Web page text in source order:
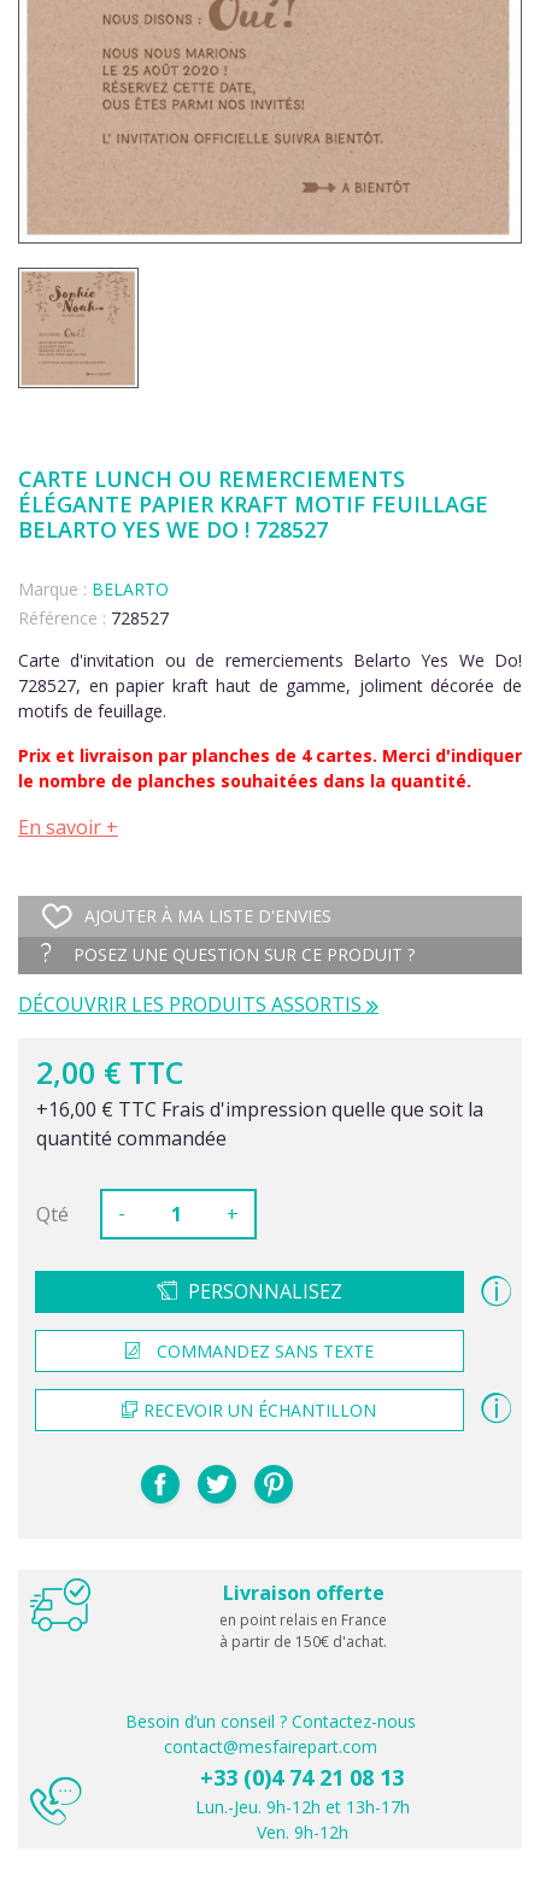
CARTE LUNCH OU REMERCIEMENTS
ÉLÉGANTE PAPIER KRAFT MOTIF FEUILLAGE
BELARTO YES WE DO ! 728527
Marque : BELARTO
Référence : 728527
Carte d'invitation ou de remerciements Belarto Yes We Do!
728527, en papier kraft haut de gamme, joliment décorée de
motifs de feuillage.
Prix et livraison par planches de 4 cartes. Merci d'indiquer
le nombre de planches souhaitées dans la quantité.
En savoir +
AJOUTER À MA LISTE D'ENVIES
POSEZ UNE QUESTION SUR CE PRODUIT ?
DÉCOUVRIR LES PRODUITS ASSORTIS
2,00 € TTC
+16,00 € TTC Frais d'impression quelle que soit la
quantité commandée
Qté - +
PERSONNALISEZ
COMMANDEZ SANS TEXTE
RECEVOIR UN ÉCHANTILLON
Livraison offerte
en point relais en France
à partir de 150€ d'achat.
Besoin d’un conseil ? Contactez-nous
contact@mesfairepart.com
+33 (0)4 74 21 08 13
Lun.-Jeu. 9h-12h et 13h-17h
Ven. 9h-12h